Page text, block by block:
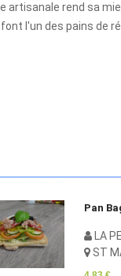
artisanale rend sa
l'un des pains de